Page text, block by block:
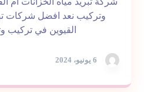
6 يونيو، 2024
وتركيب نعد افضل شركات
القيوين في تركيب